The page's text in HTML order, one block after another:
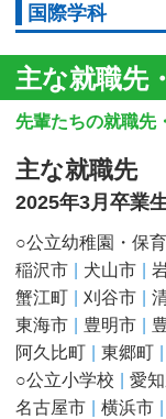
国際学科
主な就職先
先輩たちの就職先
主な就職先
2025年3月卒業
○公立幼稚園・保
稲沢市
犬山市
蟹江町
刈谷市
東海市
豊明市
阿久比町
東郷町
○公立小学校
愛
名古屋市
横浜市